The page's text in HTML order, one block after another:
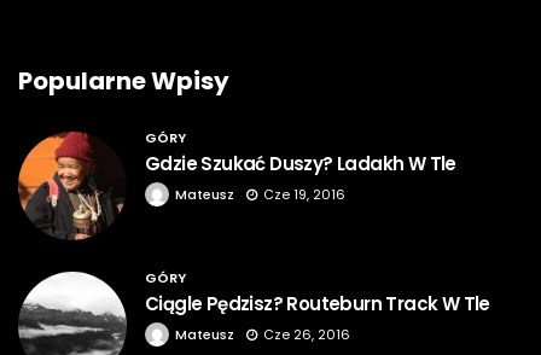
Popularne Wpisy
GÓRY
Gdzie Szukać Duszy? Ladakh W Tle
Mateusz Cze 19, 2016
GÓRY
Ciągle Pędzisz? Routeburn Track W Tle
Mateusz Cze 26, 2016